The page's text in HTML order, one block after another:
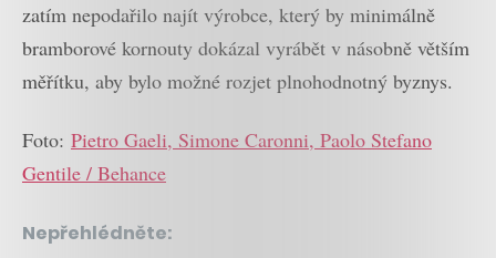
zatím nepodařilo najít výrobce, který by minimálně
bramborové kornouty dokázal vyrábět v násobně větším
měřítku, aby bylo možné rozjet plnohodnotný byznys.
Foto: Pietro Gaeli, Simone Caronni, Paolo Stefano
Gentile / Behance
Nepřehlédněte: